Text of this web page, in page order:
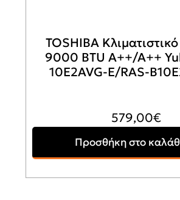
TOSHIBA
9000 BTU A++/A++
10E2AVG-E/RAS-
579,00€
Προσθήκη στο